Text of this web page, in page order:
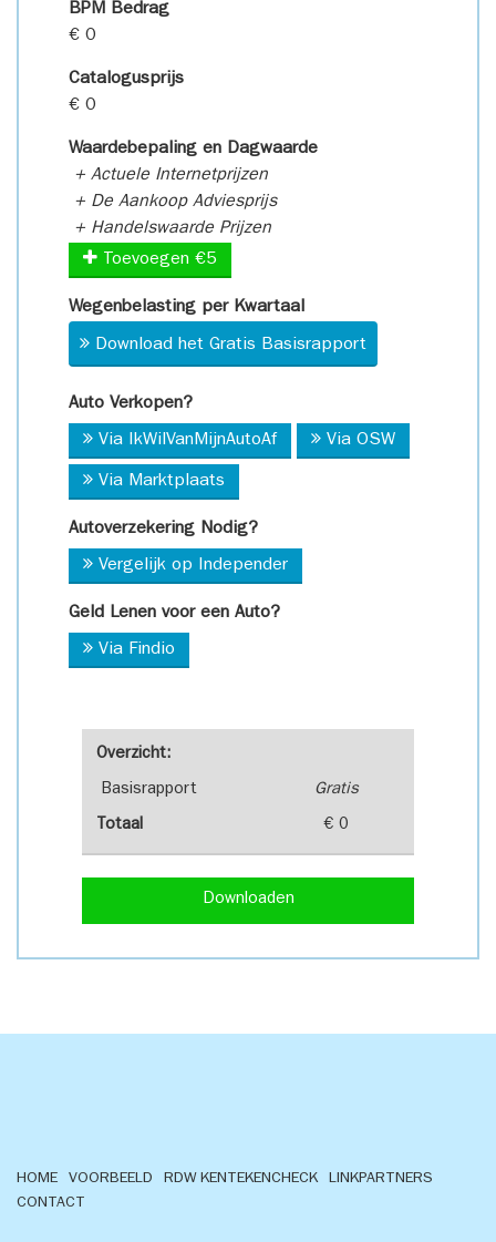
Overzicht:
Basisrapport Gratis
Totaal € 0
Downloaden
BPM Bedrag
€ 0
Catalogusprijs
€ 0
Waardebepaling en Dagwaarde
+ Actuele Internetprijzen
+ De Aankoop Adviesprijs
+ Handelswaarde Prijzen
Toevoegen €5
Wegenbelasting per Kwartaal
Download het Gratis Basisrapport
Auto Verkopen?
Via IkWilVanMijnAutoAf Via OSW
Via Marktplaats
Autoverzekering Nodig?
Vergelijk op Independer
Geld Lenen voor een Auto?
Via Findio
HOME VOORBEELD RDW KENTEKENCHECK
LINKPARTNERS
CONTACT